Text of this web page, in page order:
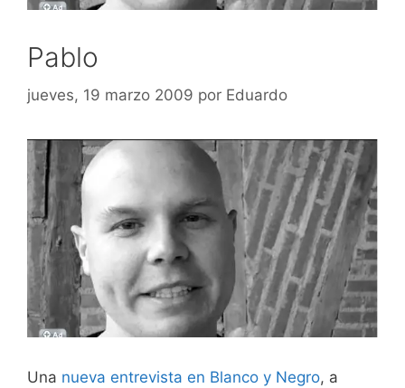
Pablo
jueves, 19 marzo 2009 por Eduardo
Una nueva entrevista en Blanco y Negro, a